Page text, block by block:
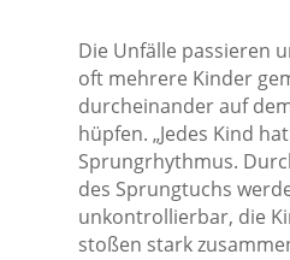
Die Unfälle passieren
oft mehrere Kinder
durcheinander auf
hüpfen. „Jedes Kind
Sprungrhythmus.
des Sprungtuchs
unkontrollierbar, die
stoßen stark